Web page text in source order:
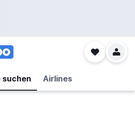
suchen Airlines